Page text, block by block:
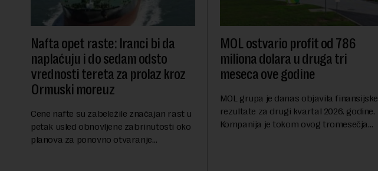
Nafta opet raste: Iranci bi da
naplaćuju i do sedam odsto
vrednosti tereta za prolaz kroz
Ormuski moreuz
Cene nafte su zabeležile značajan rast u
petak usled obnovljene zabrinutosti oko
planova za ponovno otvaranje
MOL ostvario profit od 786
miliona dolara u druga tri
meseca ove godine
MOL grupa je danas objavila finansijske
rezultate za drugi kvartal 2026. godine.
Kompanija je tokom ovog tromesečja